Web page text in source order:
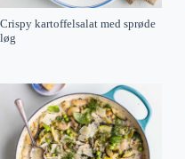
Crispy kartoffelsalat med sprøde
løg